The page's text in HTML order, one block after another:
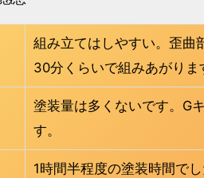
組み立てはしやすい。歪曲
30分くらいで組みあがりま
塗装量は多くないです。G
す。
1時間半程度の塗装時間でし